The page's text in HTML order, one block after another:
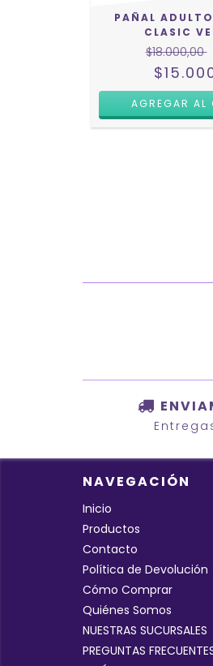
PAÑAL
CLASIC
$18.000,00
NAVEGACIÓN
Inicio
Productos
Contacto
Política de Devolución
Cómo Comprar
Quiénes Somos
NUESTRAS SUCURSALES
PREGUNTAS